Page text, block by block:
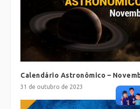
Calendário Astronômico –
31 de outubro de 2023